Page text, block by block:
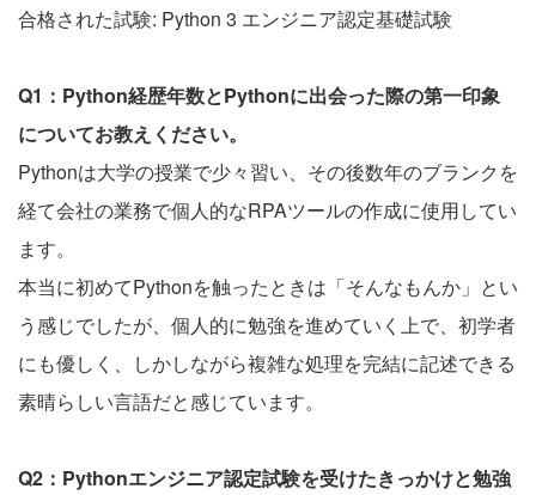
合格された試験: Python 3 エンジニア認定基礎試験
Q1：Python経歴年数とPythonに出会った際の第一印象
についてお教えください。
Pythonは大学の授業で少々習い、その後数年のブランクを
経て会社の業務で個人的なRPAツールの作成に使用してい
ます。
本当に初めてPythonを触ったときは「そんなもんか」とい
う感じでしたが、個人的に勉強を進めていく上で、初学者
にも優しく、しかしながら複雑な処理を完結に記述できる
素晴らしい言語だと感じています。
Q2：Pythonエンジニア認定試験を受けたきっかけと勉強